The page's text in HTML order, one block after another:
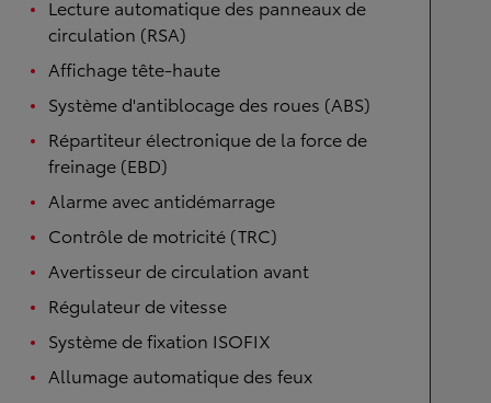
Lecture automatique des panneaux de
circulation (RSA)
Affichage tête-haute
Système d'antiblocage des roues (ABS)
Répartiteur électronique de la force de
freinage (EBD)
Alarme avec antidémarrage
Contrôle de motricité (TRC)
Avertisseur de circulation avant
Régulateur de vitesse
Système de fixation ISOFIX
Allumage automatique des feux